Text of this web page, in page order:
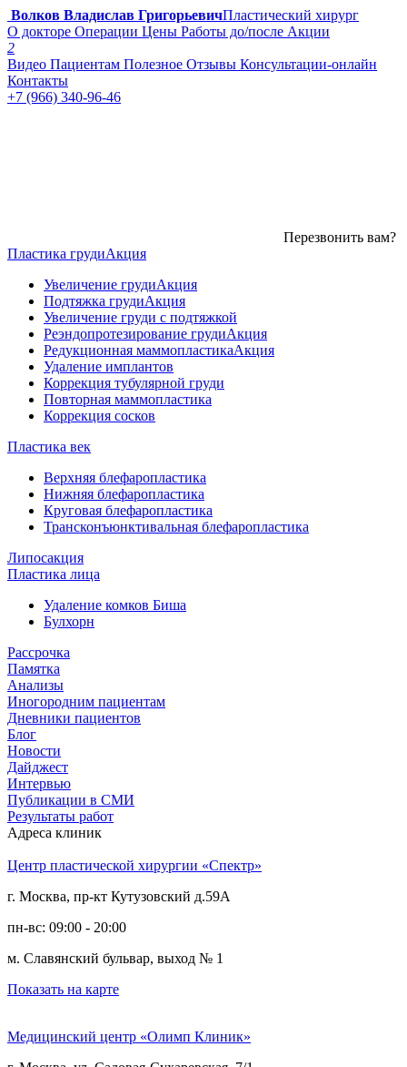
Волков Владислав ГригорьевичПластический хирург
О докторе Операции Цены Работы до/после Акции
2
Видео Пациентам Полезное Отзывы Консультации-онлайн
Контакты
+7 (966) 340-96-46
Перезвонить вам?
Пластика грудиАкция
Увеличение грудиАкция
Подтяжка грудиАкция
Увеличение груди с подтяжкой
Реэндопротезирование грудиАкция
Редукционная маммопластикаАкция
Удаление имплантов
Коррекция тубулярной груди
Повторная маммопластика
Коррекция сосков
Пластика век
Верхняя блефаропластика
Нижняя блефаропластика
Круговая блефаропластика
Трансконъюнктивальная блефаропластика
Липосакция
Пластика лица
Удаление комков Биша
Булхорн
Рассрочка
Памятка
Анализы
Иногородним пациентам
Дневники пациентов
Блог
Новости
Дайджест
Интервью
Публикации в СМИ
Результаты работ
Адреса клиник
Центр пластической хирургии «Спектр»
г. Москва, пр-кт Кутузовский д.59А
пн-вс: 09:00 - 20:00
м. Славянский бульвар, выход № 1
Показать на карте
Медицинский центр «Олимп Клиник»